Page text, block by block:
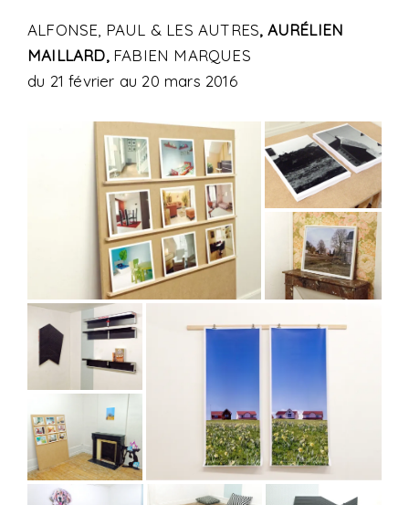
N
V
I
D
ALFONSE, PAUL & LES AUTRES, AURÉLIEN
MAILLARD, FABIEN MARQUES
du 21 février au 20 mars 2016